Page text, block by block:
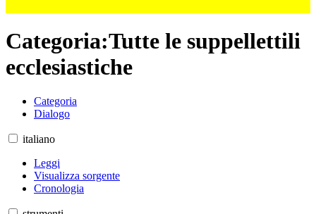
Categoria:Tutte le suppellettili
ecclesiastiche
Categoria
Dialogo
italiano
Leggi
Visualizza sorgente
Cronologia